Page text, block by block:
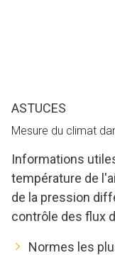
ASTUCES
Mesure du climat
Informations
température de
de la pression
contrôle des flux
Normes les